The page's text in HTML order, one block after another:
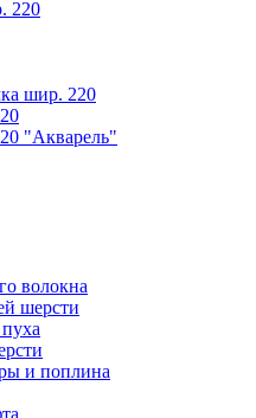
220
шир. 220
"Акварель"
волокна
шерсти
и поплина